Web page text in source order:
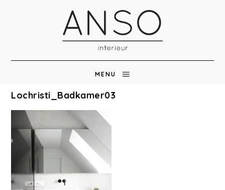
MENU
Lochristi_Badkamer03